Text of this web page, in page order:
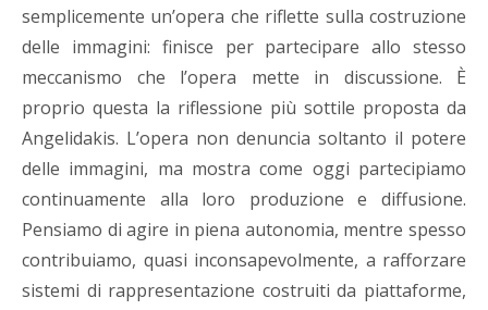
semplicemente un’opera che riflette sulla costruzione
delle immagini: finisce per partecipare allo stesso
meccanismo che l’opera mette in discussione. È
proprio questa la riflessione più sottile proposta da
Angelidakis. L’opera non denuncia soltanto il potere
delle immagini, ma mostra come oggi partecipiamo
continuamente alla loro produzione e diffusione.
Pensiamo di agire in piena autonomia, mentre spesso
contribuiamo, quasi inconsapevolmente, a rafforzare
sistemi di rappresentazione costruiti da piattaforme,